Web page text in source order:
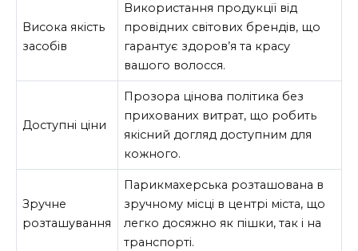
Висока якість
засобів
Використання продукції від
провідних світових брендів, що
гарантує здоров’я та красу
вашого волосся.
Доступні ціни
Прозора цінова політика без
прихованих витрат, що робить
якісний догляд доступним для
кожного.
Зручне
розташування
Парикмахерська розташована в
зручному місці в центрі міста, що
легко досяжно як пішки, так і на
транспорті.